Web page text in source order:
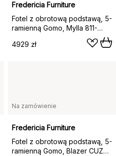
Fredericia Furniture
Fotel z obrotową podstawą, 5-
ramienną Gomo, Mylla 811-
4929 zł
Na zamówienie
Fredericia Furniture
Fotel z obrotową podstawą, 5-
ramienną Gomo, Blazer CUZ47